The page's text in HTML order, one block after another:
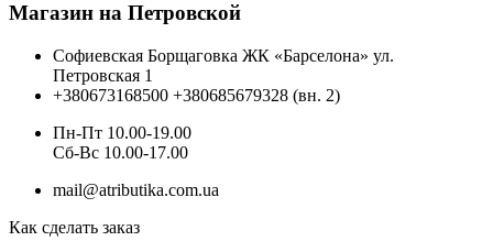
Магазин на Петровской
Софиевская Борщаговка ЖК «Барселона» ул.
Петровская 1
+380673168500 +380685679328 (вн. 2)
Пн-Пт 10.00-19.00
Cб-Вс 10.00-17.00
mail@atributika.com.ua
Как сделать заказ